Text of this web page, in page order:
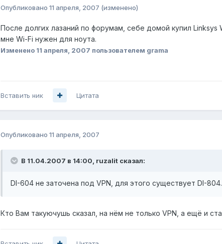
Опубликовано 11 апреля, 2007 (изменено)
После долгих лазаний по форумам, себе домой купил Linksys
мне Wi-Fi нужен для ноута.
Изменено 11 апреля, 2007 пользователем grama
Вставить ник Цитата
Опубликовано 11 апреля, 2007
В 11.04.2007 в 14:00, ruzalit сказал:
DI-604 не заточена под VPN, для этого существует DI-804.
Кто Вам такуючушь сказал, на нём не только VPN, а ещё и